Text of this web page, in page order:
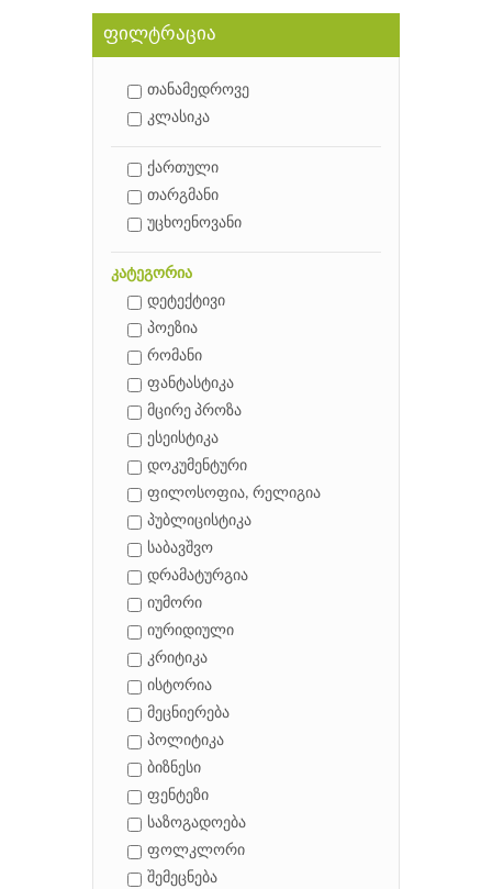
ფილტრაცია
თანამედროვე
კლასიკა
ქართული
თარგმანი
უცხოენოვანი
კატეგორია
დეტექტივი
პოეზია
რომანი
ფანტასტიკა
მცირე პროზა
ესეისტიკა
დოკუმენტური
ფილოსოფია, რელიგია
პუბლიცისტიკა
საბავშვო
დრამატურგია
იუმორი
იურიდიული
კრიტიკა
ისტორია
მეცნიერება
პოლიტიკა
ბიზნესი
ფენტეზი
საზოგადოება
ფოლკლორი
შემეცნება